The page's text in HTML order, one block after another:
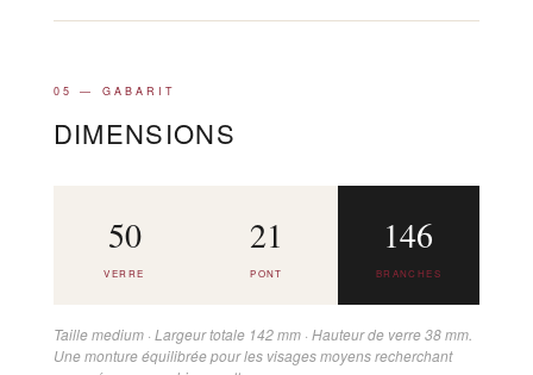
05 — GABARIT
DIMENSIONS
50
VERRE
21
PONT
146
BRANCHES
Taille medium · Largeur totale 142 mm · Hauteur de verre 38 mm.
Une monture équilibrée pour les visages moyens recherchant